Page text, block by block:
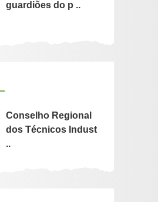
guardiões do p ..
Conselho Regional
dos Técnicos Indust
..